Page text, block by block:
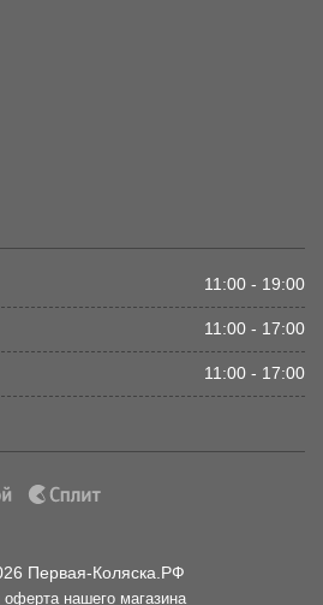
11:00 - 19:00
11:00 - 17:00
11:00 - 17:00
Первая-Коляска.РФ
оферта нашего магазина